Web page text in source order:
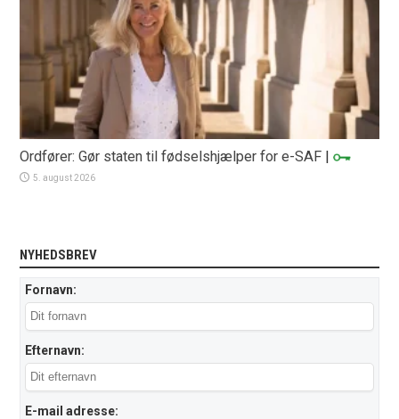
Ordfører: Gør staten til fødselshjælper for e-SAF |
5. august 2026
NYHEDSBREV
Fornavn:
Efternavn:
E-mail adresse: